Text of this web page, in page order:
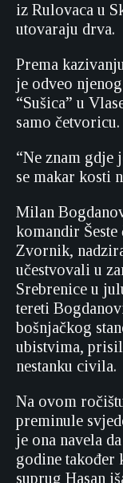
iz Rulovaca u
utovaraju drva.
Prema
je odveo
“Sušica” u
samo četvoricu.
“Ne znam gdje
se makar kosti
Milan
komandir
Zvornik,
učestvovali u
Srebrenice u
tereti
bošnjačkog
ubistvima,
nestanku civila.
Na ovom
preminule
je ona navela
godine također
suprug Hasan